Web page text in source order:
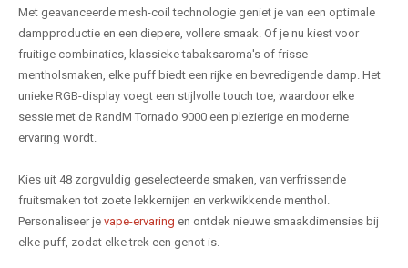
Met geavanceerde mesh-coil technologie geniet je van een optimale
dampproductie en een diepere, vollere smaak. Of je nu kiest voor
fruitige combinaties, klassieke tabaksaroma's of frisse
mentholsmaken, elke puff biedt een rijke en bevredigende damp. Het
unieke RGB-display voegt een stijlvolle touch toe, waardoor elke
sessie met de RandM Tornado 9000 een plezierige en moderne
ervaring wordt.
Kies uit 48 zorgvuldig geselecteerde smaken, van verfrissende
fruitsmaken tot zoete lekkernijen en verkwikkende menthol.
Personaliseer je vape-ervaring en ontdek nieuwe smaakdimensies bij
elke puff, zodat elke trek een genot is.